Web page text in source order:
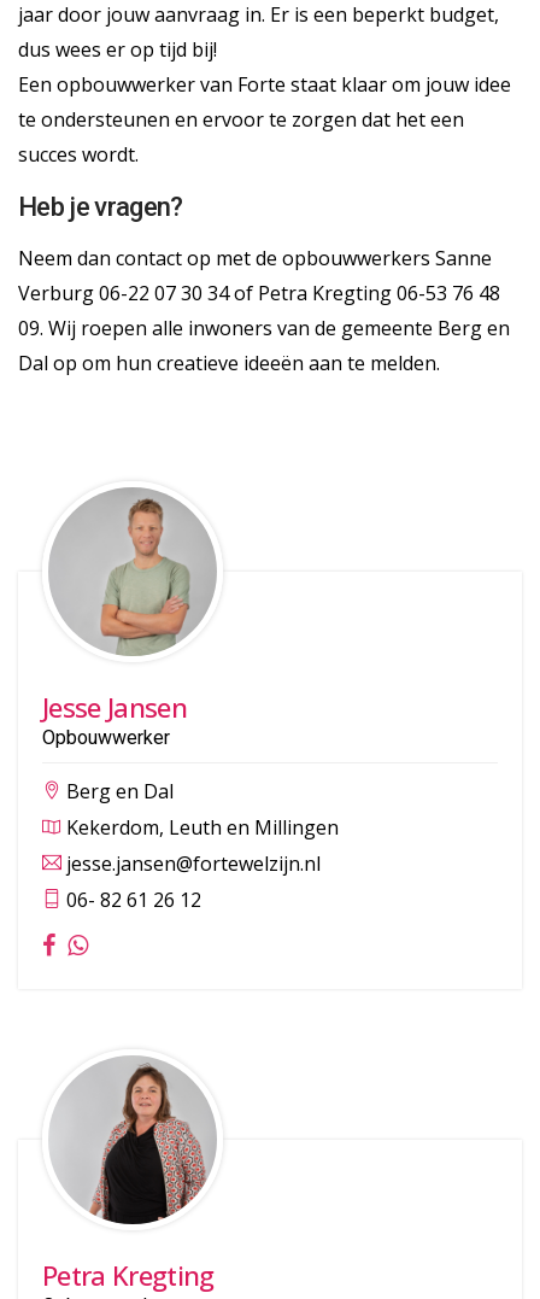
jaar door jouw aanvraag in. Er is een beperkt budget,
dus wees er op tijd bij!
Een opbouwwerker van Forte staat klaar om jouw idee
te ondersteunen en ervoor te zorgen dat het een
succes wordt.
Heb je vragen?
Neem dan contact op met de opbouwwerkers Sanne
Verburg 06-22 07 30 34 of Petra Kregting 06-53 76 48
09. Wij roepen alle inwoners van de gemeente Berg en
Dal op om hun creatieve ideeën aan te melden.
Jesse Jansen
Opbouwwerker
Berg en Dal
Kekerdom, Leuth en Millingen
jesse.jansen@fortewelzijn.nl
06- 82 61 26 12
Petra Kregting